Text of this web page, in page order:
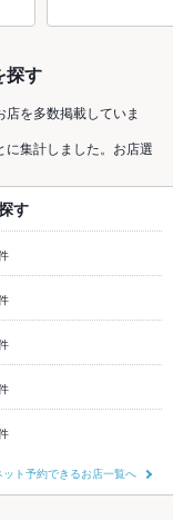
探す
を多数掲載していま
集計しました。お店選
す
ト予約できるお店一覧へ